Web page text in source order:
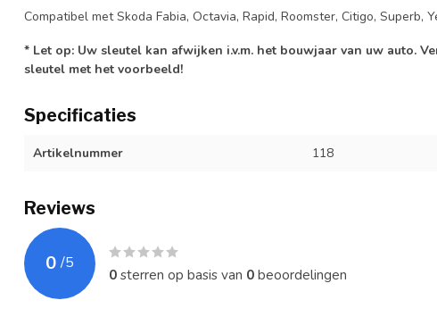
Compatibel met Skoda Fabia, Octavia, Rapid, Roomster, Citigo, Superb,
* Let op: Uw sleutel kan afwijken i.v.m. het bouwjaar van uw auto.
sleutel met het voorbeeld!
Specificaties
Artikelnummer 118
Reviews
0 /5
0sterren op basis van 0beoordelingen